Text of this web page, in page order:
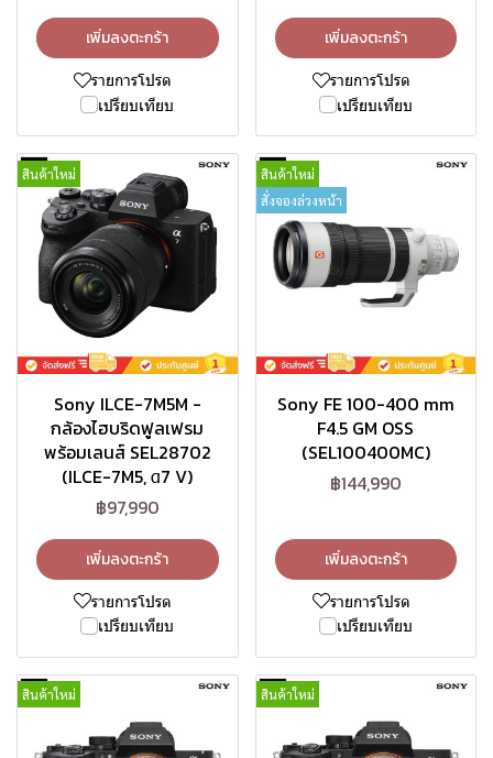
เพิ่มลงตะกร้า
รายการโปรด
เปรียบเทียบ
เพิ่มลงตะกร้า
รายการโปรด
เปรียบเทียบ
สินค้าใหม่
Sony ILCE-7M5M -
กล้องไฮบริดฟูลเฟรม
พร้อมเลนส์ SEL28702
(ILCE-7M5, α7 V)
฿97,990
เพิ่มลงตะกร้า
รายการโปรด
เปรียบเทียบ
สินค้าใหม่
สั่งจองล่วงหน้า
Sony FE 100-400 mm
F4.5 GM OSS
(SEL100400MC)
฿144,990
เพิ่มลงตะกร้า
รายการโปรด
เปรียบเทียบ
สินค้าใหม่ สินค้าใหม่